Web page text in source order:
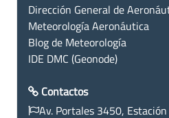
Dirección General de
Meteorología Aeronáutica
Blog de Meteorología
IDE DMC (Geonode)
Contactos
Av. Portales 3450,